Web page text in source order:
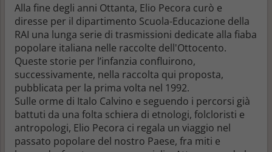
Alla fine degli anni Ottanta, Elio Pecora curò e
diresse per il dipartimento Scuola-Educazione della
RAI una lunga serie di trasmissioni dedicate alla fiaba
popolare italiana nelle raccolte dell'Ottocento.
Queste storie per l’infanzia confluirono,
successivamente, nella raccolta qui proposta,
pubblicata per la prima volta nel 1992.
Sulle orme di Italo Calvino e seguendo i percorsi già
battuti da una folta schiera di etnologi, folcloristi e
antropologi, Elio Pecora ci regala un viaggio nel
passato popolare del nostro Paese, fra miti e